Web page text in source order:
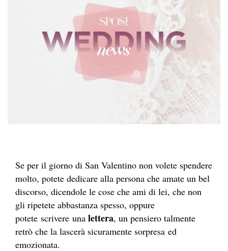
Se per il giorno di San Valentino non volete spendere
molto, potete dedicare alla persona che amate un bel
discorso, dicendole le cose che ami di lei, che non
gli ripetete abbastanza spesso, oppure
potete scrivere una lettera, un pensiero talmente
retrò che la lascerà sicuramente sorpresa ed
emozionata.